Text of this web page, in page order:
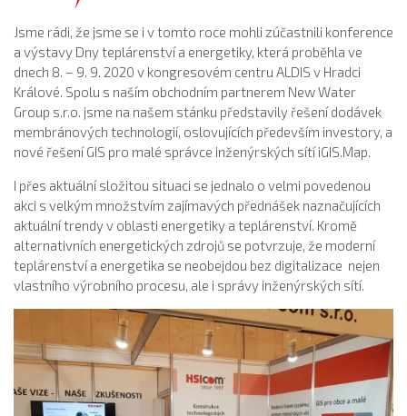
Jsme rádi, že jsme se i v tomto roce mohli zúčastnili konference
a výstavy Dny teplárenství a energetiky, která proběhla ve
dnech 8. – 9. 9. 2020 v kongresovém centru ALDIS v Hradci
Králové. Spolu s naším obchodním partnerem New Water
Group s.r.o. jsme na našem stánku představily řešení dodávek
membránových technologií, oslovujících především investory, a
nové řešení GIS pro malé správce inženýrských sítí iGIS.Map.
I přes aktuální složitou situaci se jednalo o velmi povedenou
akci s velkým množstvím zajímavých přednášek naznačujících
aktuální trendy v oblasti energetiky a teplárenství. Kromě
alternativních energetických zdrojů se potvrzuje, že moderní
teplárenství a energetika se neobejdou bez digitalizace nejen
vlastního výrobního procesu, ale i správy inženýrských sítí.